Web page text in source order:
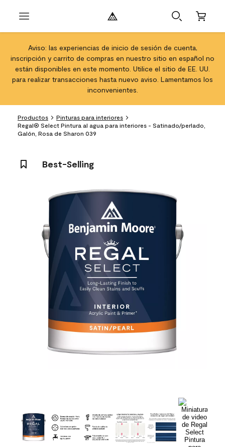
Aviso: las experiencias de inicio de sesión de cuenta,
inscripción y carrito de compras en nuestro sitio en español no
están disponibles en este momento. Utilice el sitio de EE. UU.
para realizar transacciones hasta nuevo aviso. Lamentamos los
inconvenientes.
Productos
Pinturas para interiores
Regal® Select Pintura al agua para interiores - Satinado/perlado,
Galón, Rosa de Sharon 039
Best-Selling